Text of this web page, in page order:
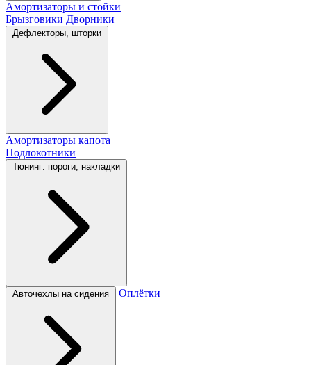
Амортизаторы и стойки
Брызговики Дворники
Дефлекторы, шторки
Амортизаторы капота
Подлокотники
Тюнинг: пороги, накладки
Авточехлы на сидения Оплётки